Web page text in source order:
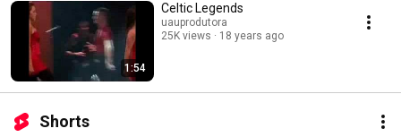
1:54
Celtic Legends
uauprodutora
25K views
18 years ago
Shorts